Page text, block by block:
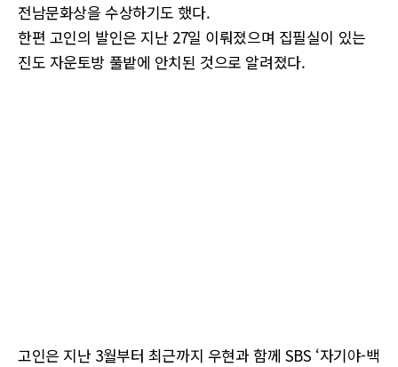
전남문화상을 수상하기도 했다.
한편 고인의 발인은 지난 27일 이뤄졌으며 집필실이 있는
진도 자운토방 풀밭에 안치된 것으로 알려졌다.
고인은 지난 3월부터 최근까지 우현과 함께 SBS ‘자기야-백